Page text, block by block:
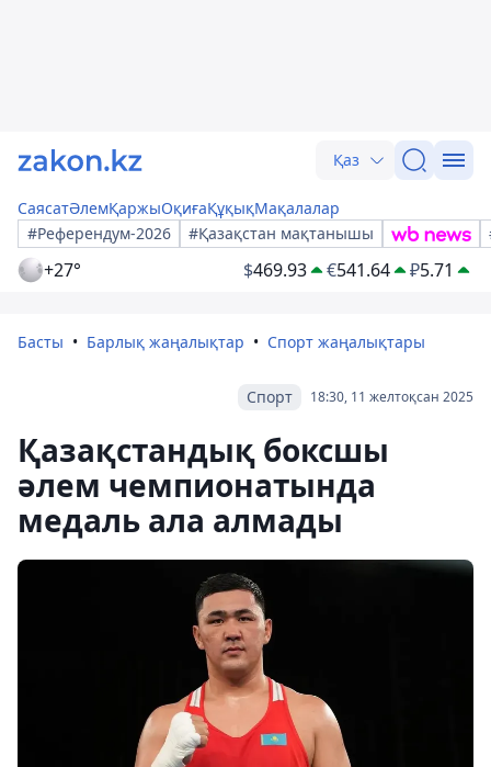
Қаз
СаясатӘлемҚаржыОқиғаҚұқықМақалалар
#Референдум-2026
#Қазақстан мақтанышы
+27° $469.93 €541.64 ₽5.71
Басты Барлық жаңалықтар Спорт жаңалықтары
18:30, 11 желтоқсан 2025
Спорт
Қазақстандық боксшы
әлем чемпионатында
медаль ала алмады